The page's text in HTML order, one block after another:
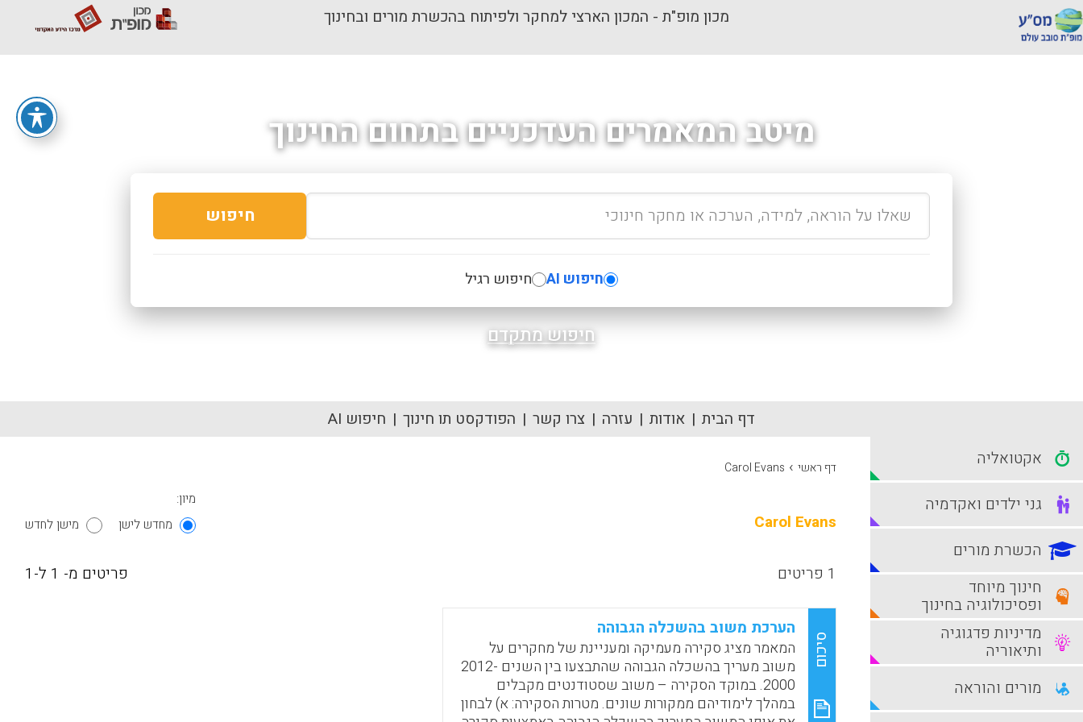
מכון מופ"ת - המכון הארצי למחקר ולפיתוח בהכשרת מורים ובחינוך
מיטב המאמרים העדכניים בתחום החינוך
חיפוש
חיפוש AI חיפוש רגיל
חיפוש מתקדם
דף הבית אודות עזרה צרו קשר הפודקסט תו חינוך חיפוש AI
דף ראשי ›
Carol Evans
Carol Evans
מיון:
מחדש לישן
מישן לחדש
1 פריטים פריטים מ- 1 ל-1
סיכום
הערכת משוב בהשכלה הגבוהה
המאמר מציג סקירה מעמיקה ומעניינת של מחקרים על
משוב מעריך בהשכלה הגבוהה שהתבצעו בין השנים 2012-
2000. במוקד הסקירה – משוב שסטודנטים מקבלים
במהלך לימודיהם ממקורות שונים. מטרות הסקירה: א) לבחון
אקטואליה
גני ילדים ואקדמיה
הכשרת מורים
חינוך מיוחד
ופסיכולוגיה בחינוך
מדיניות פדגוגיה
ותיאוריה
מורים והוראה